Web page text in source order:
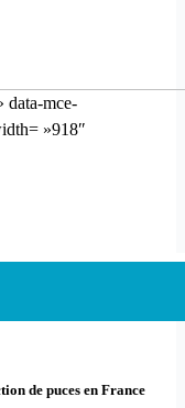
data-mce-
»918″
de puces en France